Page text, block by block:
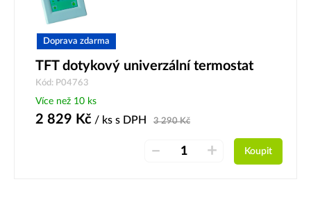
Doprava zdarma
TFT dotykový univerzální termostat
Kód: P04763
Více než 10 ks
2 829 Kč / ks s DPH 3 290Kč
– + Koupit